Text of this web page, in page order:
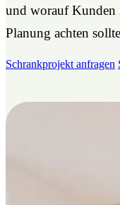
und worauf Kunden
Planung achten
Schrankprojekt anfragen